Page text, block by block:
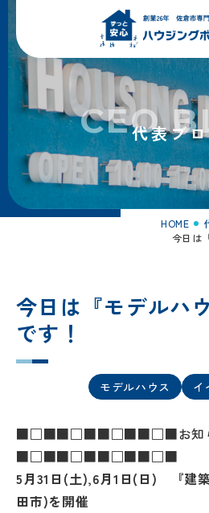
コ
テ
ン
ス
ナ
ゲ
ー
ン
代表ブ
CEO
HOME
今日は
今日は『モデルハ
です！
モデルハウス イ
■□■■□■■□■■□■お知
■□■■□■■□■■□■
5月31日(土),6月1日(日) 『建
田市)を開催